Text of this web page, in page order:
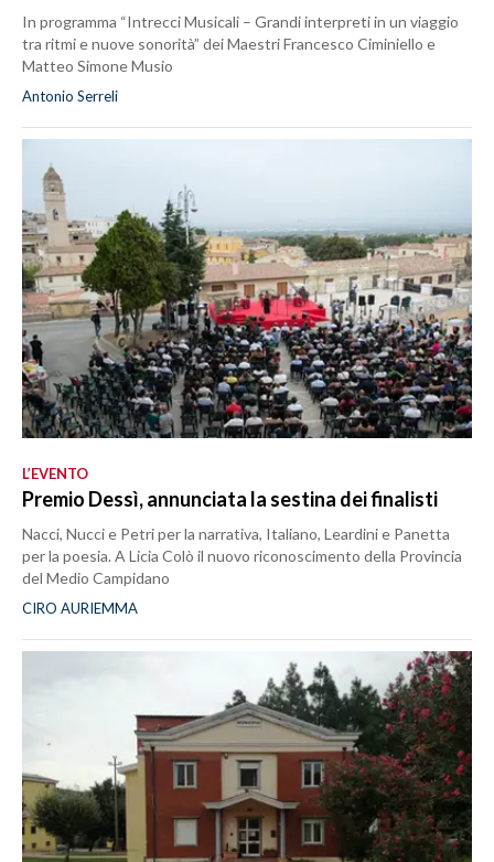
In programma “Intrecci Musicali – Grandi interpreti in un viaggio
tra ritmi e nuove sonorità” dei Maestri Francesco Ciminiello e
Matteo Simone Musio
Antonio Serreli
L’EVENTO
Premio Dessì, annunciata la sestina dei finalisti
Nacci, Nucci e Petri per la narrativa, Italiano, Leardini e Panetta
per la poesia. A Licia Colò il nuovo riconoscimento della Provincia
del Medio Campidano
CIRO AURIEMMA